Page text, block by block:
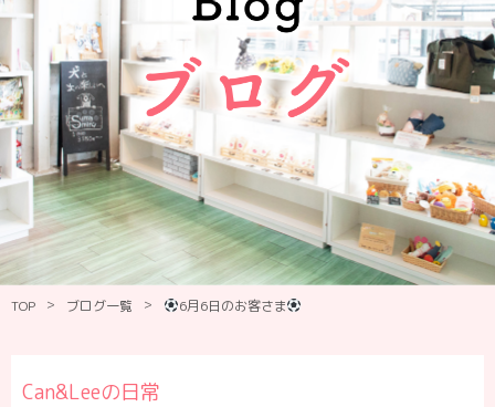
TOP > ブログ一覧 > 6月6日のお客さま
Can&Leeの日常